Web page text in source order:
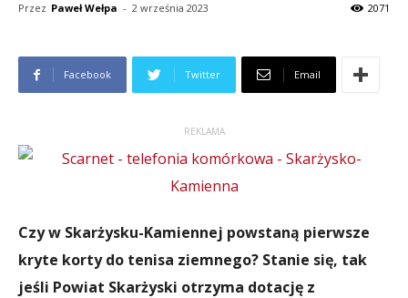
Przez Paweł Wełpa - 2 września 2023 2071
Facebook Twitter Email
REKLAMA
Czy w Skarżysku-Kamiennej powstaną pierwsze
kryte korty do tenisa ziemnego? Stanie się, tak
jeśli Powiat Skarżyski otrzyma dotację z